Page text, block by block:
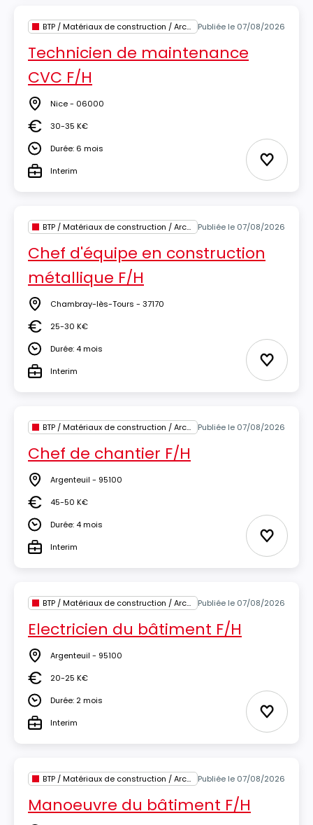
BTP / Matériaux de construction / Architecture Publiée le 07/08/2026
Technicien de maintenance
CVC F/H
Lieu Nice - 06000
Salaire30-35 K€
DuréeDurée: 6 mois
TypeInterim Ajouter
BTP / Matériaux de construction / Architecture Publiée le 07/08/2026
Chef d'équipe en construction
métallique F/H
Lieu Chambray-lès-Tours - 37170
Salaire25-30 K€
DuréeDurée: 4 mois
TypeInterim Ajouter
BTP / Matériaux de construction / Architecture Publiée le 07/08/2026
Chef de chantier F/H
Lieu Argenteuil - 95100
Salaire45-50 K€
DuréeDurée: 4 mois
TypeInterim Ajouter
BTP / Matériaux de construction / Architecture Publiée le 07/08/2026
Electricien du bâtiment F/H
Lieu Argenteuil - 95100
Salaire20-25 K€
DuréeDurée: 2 mois
TypeInterim Ajouter
BTP / Matériaux de construction / Architecture Publiée le 07/08/2026
Manoeuvre du bâtiment F/H